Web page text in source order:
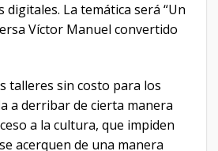
digitales. La temática será “Un
Víctor Manuel convertido
talleres sin costo para los
a derribar de cierta manera
a la cultura, que impiden
acerquen de una manera